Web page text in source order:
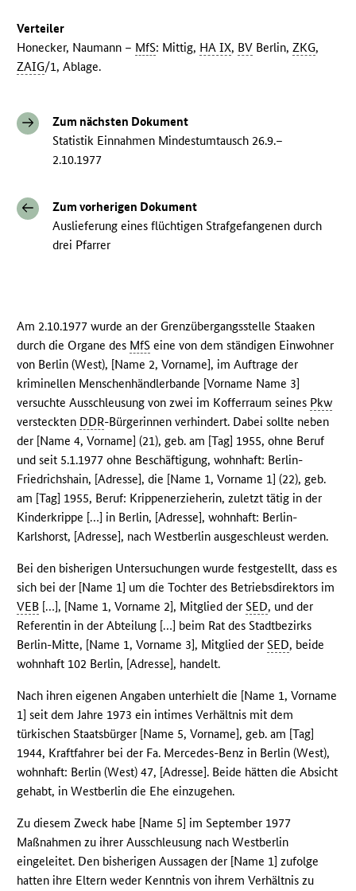
Verteiler
Honecker, Naumann – MfS: Mittig, HA IX, BV Berlin,ZKG,
ZAIG/1, Ablage.
Zum nächsten Dokument
Statistik Einnahmen Mindestumtausch 26.9.–
2.10.1977
Zum vorherigen Dokument
Auslieferung eines flüchtigen Strafgefangenen durch
drei Pfarrer
Am 2.10.1977 wurde an der Grenzübergangsstelle Staaken
durch die Organe des MfS eine von dem ständigen Einwohner
von Berlin (West), [Name 2, Vorname], im Auftrage der
kriminellen Menschenhändlerbande [Vorname Name 3]
versuchte Ausschleusung von zwei im Kofferraum seines Pkw
versteckten DDR-Bürgerinnen verhindert. Dabei sollte neben
der [Name 4, Vorname] (21), geb. am [Tag] 1955, ohne Beruf
und seit 5.1.1977 ohne Beschäftigung, wohnhaft: Berlin-
Friedrichshain, [Adresse], die [Name 1, Vorname 1] (22), geb.
am [Tag] 1955, Beruf: Krippenerzieherin, zuletzt tätig in der
Kinderkrippe […] in Berlin, [Adresse], wohnhaft: Berlin-
Karlshorst, [Adresse], nach Westberlin ausgeschleust werden.
Bei den bisherigen Untersuchungen wurde festgestellt, dass es
sich bei der [Name 1] um die Tochter des Betriebsdirektors im
VEB […], [Name 1, Vorname 2], Mitglied derSED, und der
Referentin in der Abteilung […] beim Rat des Stadtbezirks
Berlin-Mitte, [Name 1, Vorname 3], Mitglied derSED, beide
wohnhaft 102 Berlin, [Adresse], handelt.
Nach ihren eigenen Angaben unterhielt die [Name 1, Vorname
1] seit dem Jahre 1973 ein intimes Verhältnis mit dem
türkischen Staatsbürger [Name 5, Vorname], geb. am [Tag]
1944, Kraftfahrer bei der Fa. Mercedes-Benz in Berlin (West),
wohnhaft: Berlin (West) 47, [Adresse]. Beide hätten die Absicht
gehabt, in Westberlin die Ehe einzugehen.
Zu diesem Zweck habe [Name 5] im September 1977
Maßnahmen zu ihrer Ausschleusung nach Westberlin
eingeleitet. Den bisherigen Aussagen der [Name 1] zufolge
hatten ihre Eltern weder Kenntnis von ihrem Verhältnis zu